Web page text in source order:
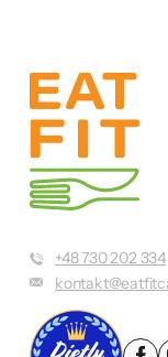
+48 730 202 334